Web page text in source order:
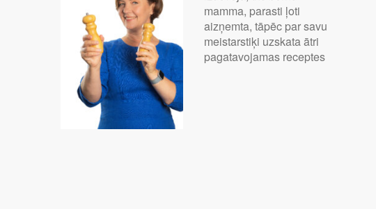
mamma, parasti ļoti
aizņemta, tāpēc par savu
meistarstiķi uzskata ātri
pagatavojamas receptes